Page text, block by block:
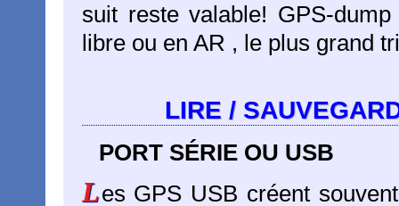
suit reste valable! GPS-
libre ou en AR , le plus grand
LIRE /
PORT SÉRIE OU USB
Les GPS USB créent